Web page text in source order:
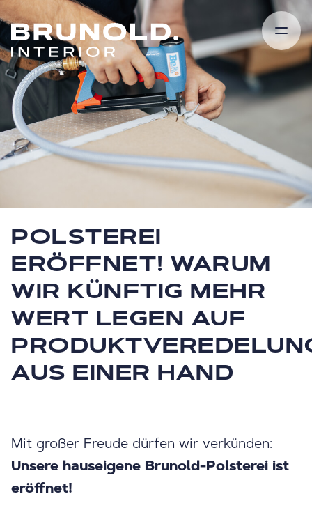
REFERENZEN.
SHOWROOM.
LEISTUNGEN.
ÜBER UNS.
KOOPERATIONEN.
KARRIERE.
NEWS & BLOG.
KONTAKT.
POLSTEREI
ERÖFFNET! WARUM
WIR KÜNFTIG MEHR
WERT LEGEN AUF
AUS EINER HAND
Mit großer Freude dürfen wir verkünden:
Unsere hauseigene Brunold-Polsterei ist
eröffnet!